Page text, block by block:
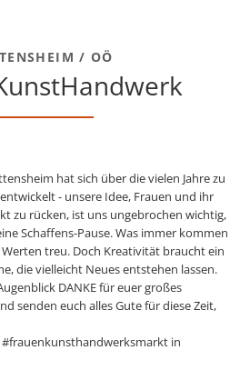
/ OÖ
hat sich über die vielen Jahre zu
- unsere Idee, Frauen und ihr
zu rücken, ist uns ungebrochen wichtig,
Schaffens-Pause. Was immer kommen
treu. Doch Kreativität braucht ein
die vielleicht Neues entstehen lassen.
DANKE für euer großes
senden euch alles Gute für diese Zeit,
#frauenkunsthandwerksmarkt in